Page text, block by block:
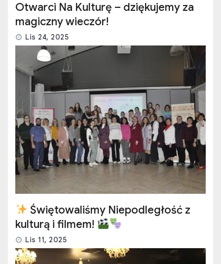
Otwarci Na Kulturę – dziękujemy za
magiczny wieczór!
Lis 24, 2025
Świętowaliśmy Niepodległość z
kulturą i filmem!
Lis 11, 2025